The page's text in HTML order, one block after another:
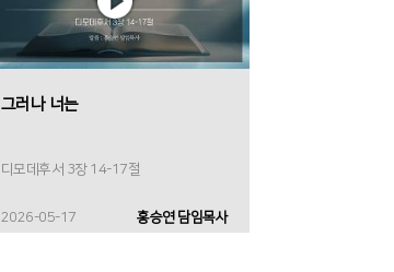
그러나 너는
디모데후서 3장 14-17절
2026-05-17 홍승연 담임목사